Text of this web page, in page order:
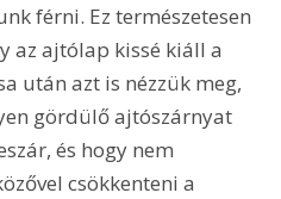
férni. Ez természetesen
az ajtólap kissé kiáll a
után azt is nézzük meg,
gördülő ajtószárnyat
és hogy nem
csökkenteni a